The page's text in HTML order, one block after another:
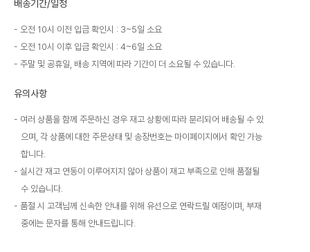
배송기간/일정
오전 10시 이전 입금 확인시 : 3~5일 소요
오전 10시 이후 입금 확인시 : 4~6일 소요
주말 및 공휴일, 배송 지역에 따라 기간이 더 소요될 수 있습니다.
유의사항
여러 상품을 함께 주문하신 경우 재고 상황에 따라 분리되어 배송될 수 있
으며, 각 상품에 대한 주문상태 및 송장번호는 마이페이지에서 확인 가능
합니다.
실시간 재고 연동이 이루어지지 않아 상품이 재고 부족으로 인해 품절될
수 있습니다.
품절 시 고객님께 신속한 안내를 위해 유선으로 연락드릴 예정이며, 부재
중에는 문자를 통해 안내드립니다.